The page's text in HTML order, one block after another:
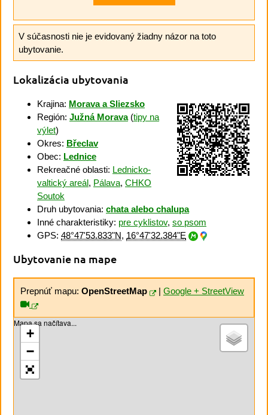
V súčasnosti nie je evidovaný žiadny názor na toto
ubytovanie.
Lokalizácia ubytovania
Krajina: Morava a Sliezsko
Región: Južná Morava(tipy na
výlet)
Okres: Břeclav
Obec: Lednice
Rekreačné oblasti: Lednicko-
valtický areál, Pálava, CHKO
Soutok
Druh ubytovania: chata alebo chalupa
Inné charakteristiky: pre cyklistov, so psom
GPS: 48°47'53.833"N, 16°47'32.384"E
Ubytovanie na mape
Prepnúť mapu: OpenStreetMap | Google + StreetView
Mapa sa načítava...
+
−